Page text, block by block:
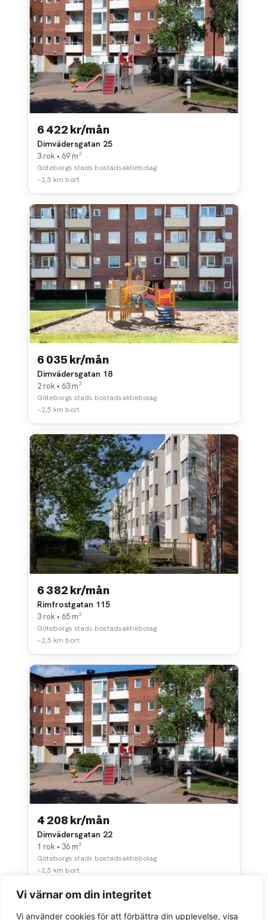
Vi värnar om din integritet
Vi använder cookies för att förbättra din upplevelse, visa
6 422 kr/mån
Dimvädersgatan 25
3 rok • 69 m²
Göteborgs stads bostadsaktiebolag
~2,5 km bort
6 035 kr/mån
Dimvädersgatan 18
2 rok • 63 m²
Göteborgs stads bostadsaktiebolag
~2,5 km bort
6 382 kr/mån
Rimfrostgatan 115
3 rok • 65 m²
Göteborgs stads bostadsaktiebolag
~2,5 km bort
4 208 kr/mån
Dimvädersgatan 22
1 rok • 36 m²
Göteborgs stads bostadsaktiebolag
~2,5 km bort